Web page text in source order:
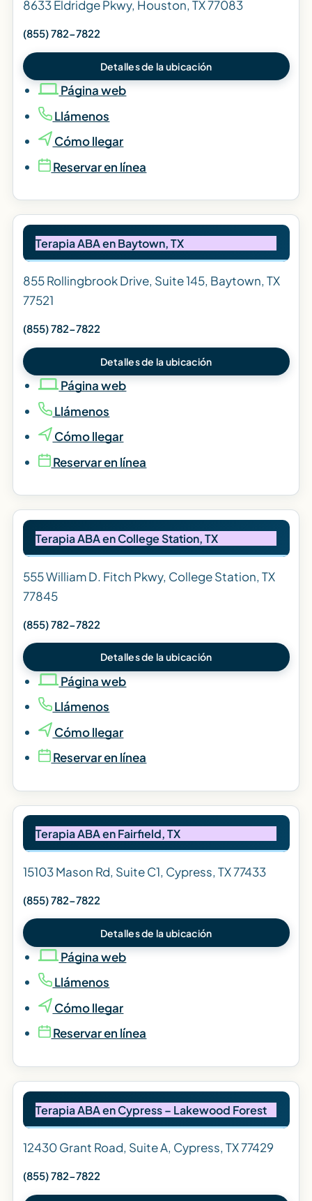
8633 Eldridge Pkwy, Houston, TX 77083
(855) 782-7822
Detalles de la ubicación
Página web
Llámenos
Cómo llegar
Reservar en línea
Terapia ABA en Baytown, TX
855 Rollingbrook Drive, Suite 145, Baytown, TX
77521
(855) 782-7822
Detalles de la ubicación
Página web
Llámenos
Cómo llegar
Reservar en línea
Terapia ABA en College Station, TX
555 William D. Fitch Pkwy, College Station, TX
77845
(855) 782-7822
Detalles de la ubicación
Página web
Llámenos
Cómo llegar
Reservar en línea
Terapia ABA en Fairfield, TX
15103 Mason Rd, Suite C1, Cypress, TX 77433
(855) 782-7822
Detalles de la ubicación
Página web
Llámenos
Cómo llegar
Reservar en línea
Terapia ABA en Cypress – Lakewood Forest
12430 Grant Road, Suite A, Cypress, TX 77429
(855) 782-7822